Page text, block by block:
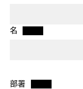
名
部署